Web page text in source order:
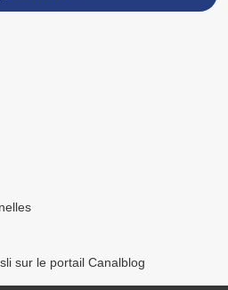
sur le portail Canalblog